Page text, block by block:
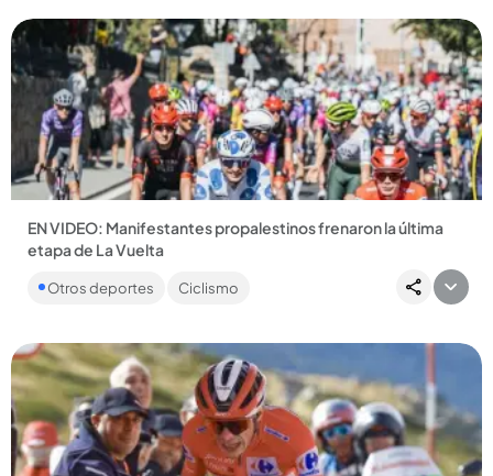
EN VIDEO: Manifestantes propalestinos frenaron la última
etapa de La Vuelta
Faltando 56 kilómetros para la meta, los pedalistas tuvieron
que detenerse ante la cantidad de protestantes en la vía. Al...
Otros deportes Ciclismo
Compartir Noticia